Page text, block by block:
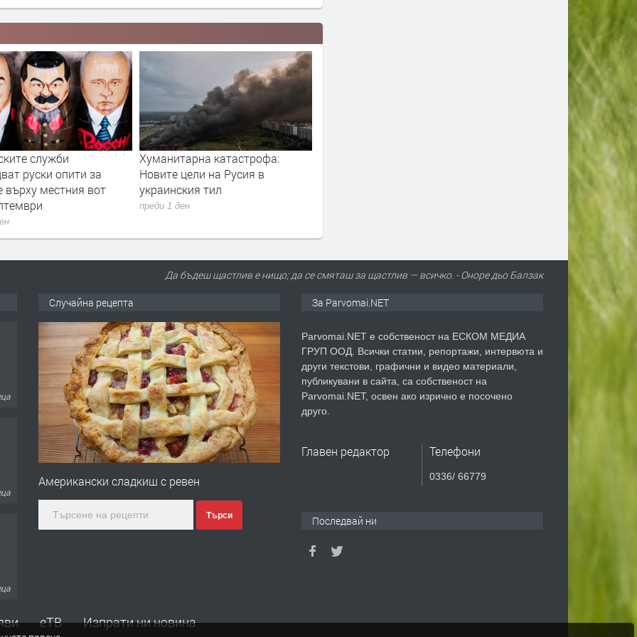
служби
руски опити за
върху местния вот
Хуманитарна катастрофа:
Новите цели на Русия в
украинския тил
преди 1 ден
Сеута след трагедията:
виновен – Испания,
Да бъдеш щастлив е нищо; да се смяташ за щастлив — всичко. - Оноре дьо Балзак
Случайна рецепта
Американски сладкиш с ревен
Търси
За Parvomai.NET
Parvomai.NET е собственост на ЕСКОМ МЕДИА
ГРУП ООД. Всички статии, репортажи, интервюта и
други текстови, графични и видео материали,
публикувани в сайта, са собственост на
Parvomai.NET, освен ако изрично е посочено
друго.
Главен редактор Телефони
0336/ 66779
Последвай ни
еТВ Изпрати ни новина